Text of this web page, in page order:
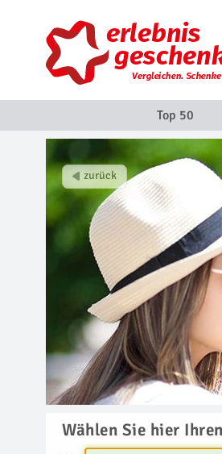
Top 50
Wählen Sie hier